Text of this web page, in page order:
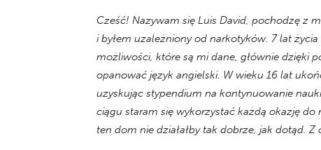
Cześć! Nazywam się Luis David, pochodzę z
i byłem uzależniony od narkotyków. 7 lat
możliwości, które są mi dane, głównie dzięki
opanować język angielski. W wieku 16 lat
uzyskując stypendium na kontynuowanie
ciągu staram się wykorzystać każdą okazję
ten dom nie działałby tak dobrze, jak dotąd.